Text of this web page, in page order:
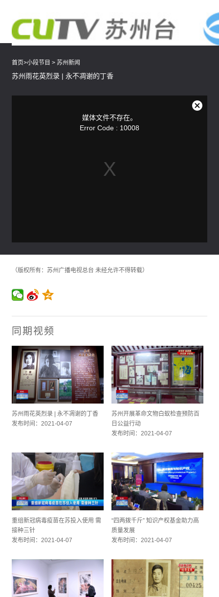
首页>小段节目 > 苏州新闻
苏州雨花英烈录 | 永不凋谢的丁香
媒体文件不存在。
Error Code : 10008
关
（版权所有：苏州广播电视总台 未经允许不得转载）
同期视频
苏州雨花英烈录 | 永不凋谢的丁香
发布时间：2021-04-07
苏州开展革命文物白蚁检查预防百
日公益行动
发布时间：2021-04-07
重组新冠病毒疫苗在苏投入使用 需
接种三针
发布时间：2021-04-07
“四两拨千斤” 知识产权基金助力高
质量发展
发布时间：2021-04-07